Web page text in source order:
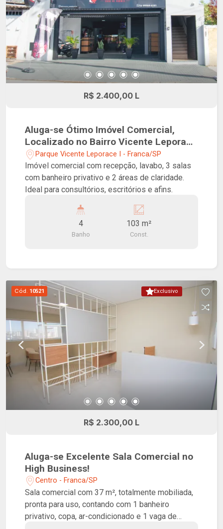
R$ 2.400,00 L
Aluga-se Ótimo Imóvel Comercial,
Localizado no Bairro Vicente Leporace
I!
Parque Vicente Leporace I - Franca/SP
Imóvel comercial com recepção, lavabo, 3 salas
com banheiro privativo e 2 áreas de claridade.
Ideal para consultórios, escritórios e afins.
4
Banho
103 m²
Const.
Exclusivo
Cód. 10521
R$ 2.300,00 L
Aluga-se Excelente Sala Comercial no
High Business!
Centro - Franca/SP
Sala comercial com 37 m², totalmente mobiliada,
pronta para uso, contando com 1 banheiro
privativo, copa, ar-condicionado e 1 vaga de